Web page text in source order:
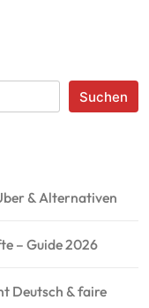
Suchen
& Alternativen
– Guide 2026
Deutsch & faire